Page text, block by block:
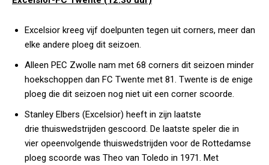
Excelsior kreeg vijf doelpunten tegen uit corners, meer dan
elke andere ploeg dit seizoen.
Alleen PEC Zwolle nam met 68 corners dit seizoen minder
hoekschoppen dan FC Twente met 81. Twente is de enige
ploeg die dit seizoen nog niet uit een corner scoorde.
Stanley Elbers (Excelsior) heeft in zijn laatste
drie thuiswedstrijden gescoord. De laatste speler die in
vier opeenvolgende thuiswedstrijden voor de Rottedamse
ploeg scoorde was Theo van Toledo in 1971. Met